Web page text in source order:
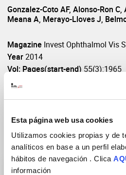
Esta página web usa cookies
Utilizamos cookies propias y de
analíticos en base a un perfil
hábitos de navegación . Clica
información
Gonzalez-Coto AF, Alonso-Ron
Meana A, Merayo-Lloves J,
Magazine Invest Ophthalmol Vis
Year2014
Vol: Pages(start-end) 55(3):1965
DOI
Research Groups